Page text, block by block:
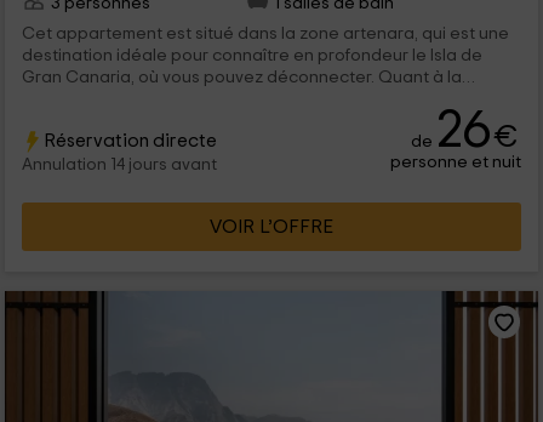
Cet appartement est situé dans la zone artenara, qui est une
destination idéale pour connaître en profondeur le Isla de
Gran Canaria, où vous pouvez déconnecter. Quant à la
pourront profiter de séjours charmants, une cour intérieure et
une terrasse.
Réservation directe
Annulation 14 jours avant
de 26€
personne et nuit
VOIR L’OFFRE